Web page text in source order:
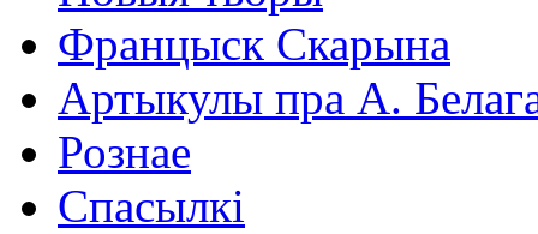
Францыск Скарына
Артыкулы пра А.
Рознае
Спасылкі